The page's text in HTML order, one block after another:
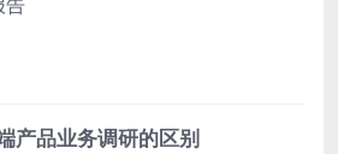
产品业务调研的区别